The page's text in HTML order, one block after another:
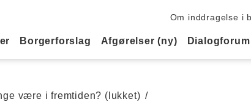
Sekundær
Om inddragelse i
Borgerforslag Afgørelser (ny) Dialogforum
være i fremtiden? (lukket) /